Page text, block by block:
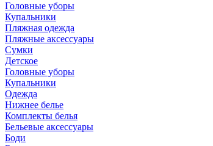
Головные уборы
Купальники
Пляжная одежда
Пляжные аксессуары
Сумки
Детское
Головные уборы
Купальники
Одежда
Нижнее белье
Комплекты белья
Бельевые аксессуары
Боди